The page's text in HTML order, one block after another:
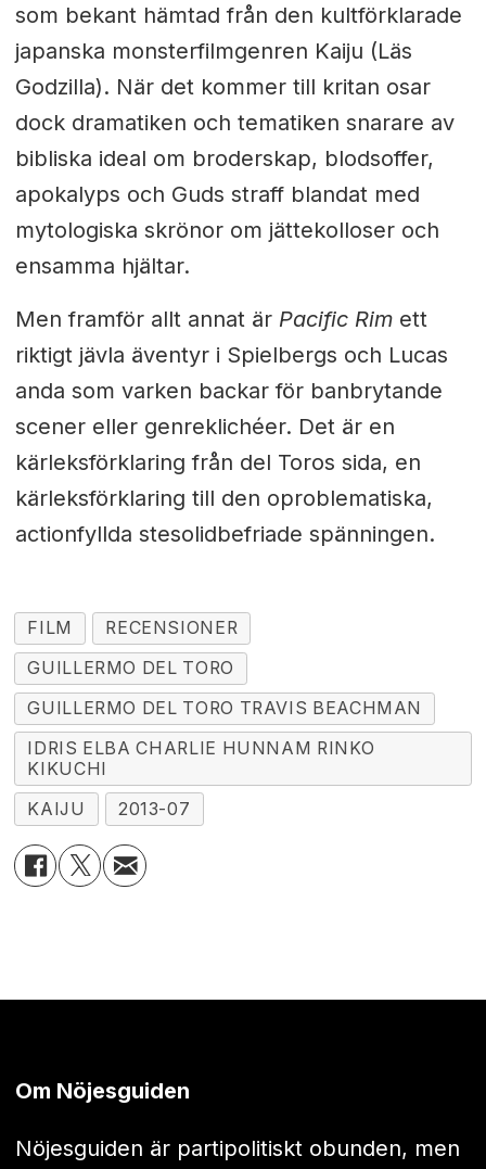
som bekant hämtad från den kultförklarade
japanska monsterfilmgenren Kaiju (Läs
Godzilla). När det kommer till kritan osar
dock dramatiken och tematiken snarare av
bibliska ideal om broderskap, blodsoffer,
apokalyps och Guds straff blandat med
mytologiska skrönor om jättekolloser och
ensamma hjältar.
Men framför allt annat är Pacific Rimett
riktigt jävla äventyr i Spielbergs och Lucas
anda som varken backar för banbrytande
scener eller genreklichéer. Det är en
kärleksförklaring från del Toros sida, en
kärleksförklaring till den oproblematiska,
actionfyllda stesolidbefriade spänningen.
FILM
RECENSIONER
GUILLERMO DEL TORO
GUILLERMO DEL TORO TRAVIS BEACHMAN
IDRIS ELBA CHARLIE HUNNAM RINKO
KIKUCHI
KAIJU
2013-07
Om Nöjesguiden
Nöjesguiden är partipolitiskt obunden, men